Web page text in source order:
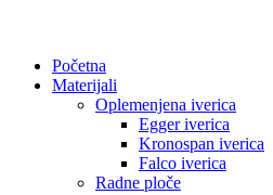
Početna
Materijali
Oplemenjena iverica
Egger iverica
Kronospan iverica
Falco iverica
Radne ploče